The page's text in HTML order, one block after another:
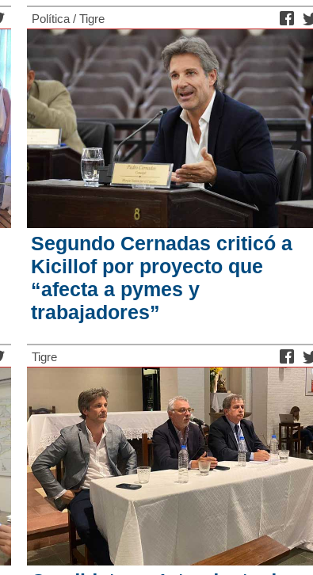
Política / Tigre
Segundo Cernadas criticó a
Kicillof por proyecto que
“afecta a pymes y
trabajadores”
Tigre